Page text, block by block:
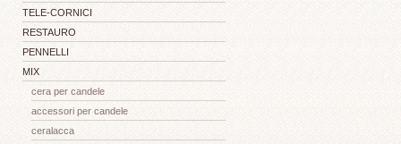
TELE-CORNICI
RESTAURO
PENNELLI
MIX
cera per candele
accessori per candele
ceralacca